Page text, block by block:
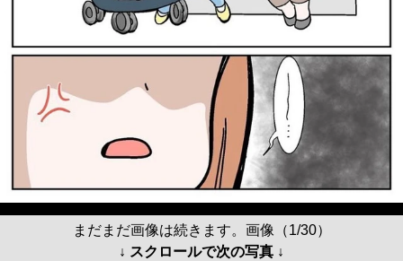
まだまだ画像は続きます。画像（1/30）
↓ スクロールで次の写真 ↓